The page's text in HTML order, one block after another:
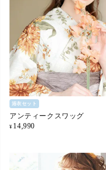
浴衣セット
アンティークスワッグ
¥ 14,990